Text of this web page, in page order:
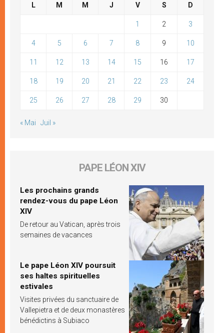
L M M J V S D
1 2 3
4 5 6 7 8 9 10
11 12 13 14 15 16 17
18 19 20 21 22 23 24
25 26 27 28 29 30
« Mai Juil »
PAPE LÉON XIV
Les prochains grands
rendez-vous du pape Léon
XIV
De retour au Vatican, après trois
semaines de vacances
Le pape Léon XIV poursuit
ses haltes spirituelles
estivales
Visites privées du sanctuaire de
Vallepietra et de deux monastères
bénédictins à Subiaco